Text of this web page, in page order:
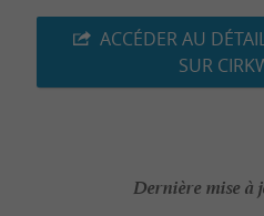
ACCÉDER AU
SUR
Dernière mise à